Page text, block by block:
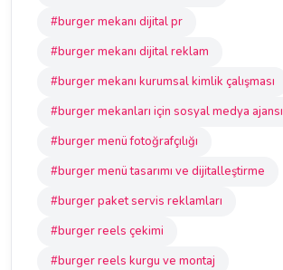
#burger mekanı dijital pr
#burger mekanı dijital reklam
#burger mekanı kurumsal kimlik çalışması
#burger mekanları için sosyal medya ajansı
#burger menü fotoğrafçılığı
#burger menü tasarımı ve dijitalleştirme
#burger paket servis reklamları
#burger reels çekimi
#burger reels kurgu ve montaj